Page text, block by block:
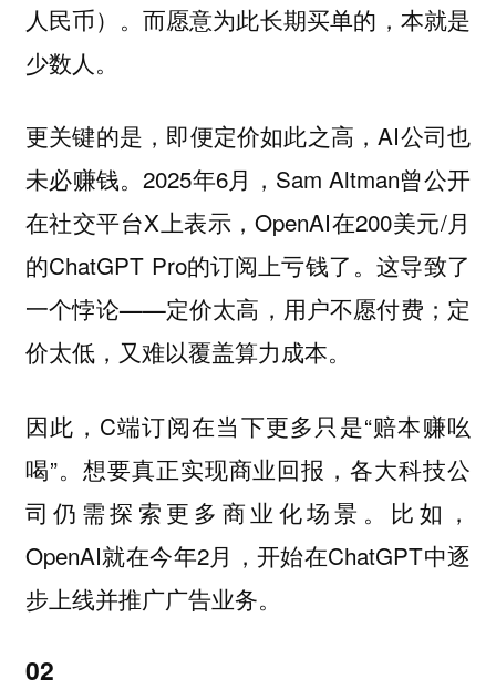
人民币）。而愿意为此长期买单的，本就是
少数人。
更关键的是，即便定价如此之高，AI公司也
未必赚钱。2025年6月，Sam Altman曾公开
在社交平台X上表示，OpenAI在200美元/月
的ChatGPT Pro的订阅上亏钱了。 这导致了
一个悖论——定价太高，用户不愿付费；定
价太低，又难以覆盖算力成本。
因此，C端订阅在当下更多只是“赔本赚吆
喝”。想要真正实现商业回报，各大科技公
司仍需探索更多商业化场景。比如，
OpenAI就在今年2月，开始在ChatGPT中逐
步上线并推广广告业务。
02